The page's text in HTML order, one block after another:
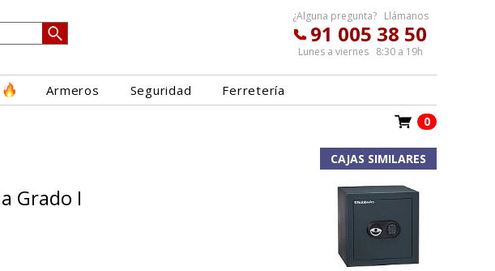
¿Alguna pregunta? Llámanos
91 005 38 50
Lunes a viernes 8:30 a 19h
Armeros Seguridad Ferretería
0
Grado I
CAJAS SIMILARES